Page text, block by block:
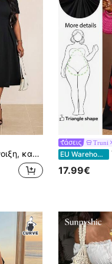
φορέματα διακοπές Γυναικεία ρούχα παραλίας για γυναίκα διακοπές στην παραλία Νυφικό φόρεμα καλεσμένων Γυναικεία επαγγελματικά casual γυναίκα φόρεμα χορού
Truni
EU Warehouse
17.99€